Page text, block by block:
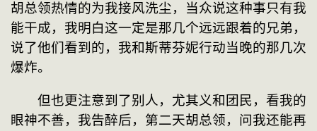
胡总领热情的为我接风洗尘，当众说这种事只有我
能干成，我明白这一定是那几个远远跟着的兄弟，
说了他们看到的，我和斯蒂芬妮行动当晚的那几次
爆炸。
但也更注意到了别人，尤其义和团民，看我的
眼神不善，我告醉后，第二天胡总领，问我还能再